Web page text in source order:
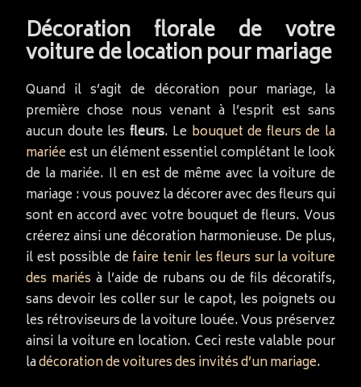
Décoration florale de votre
voiture de location pour mariage
Quand il s’agit de décoration pour mariage, la
première chose nous venant à l’esprit est sans
aucun doute les fleurs. Le bouquet de fleurs de la
mariéeest un élément essentiel complétant le look
de la mariée. Il en est de même avec la voiture de
mariage : vous pouvez la décorer avec des fleurs qui
sont en accord avec votre bouquet de fleurs. Vous
créerez ainsi une décoration harmonieuse. De plus,
il est possible defaire tenir les fleurs sur la voiture
des mariés à l’aide de rubans ou de fils décoratifs,
sans devoir les coller sur le capot, les poignets ou
les rétroviseurs de la voiture louée. Vous préservez
ainsi la voiture en location. Ceci reste valable pour
ladécoration de voitures des invités d’un mariage.